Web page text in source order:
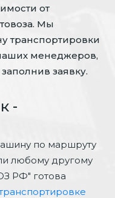
от
Мы
транспортировки
менеджеров,
заявку.
-
по маршруту
любому другому
РФ" готова